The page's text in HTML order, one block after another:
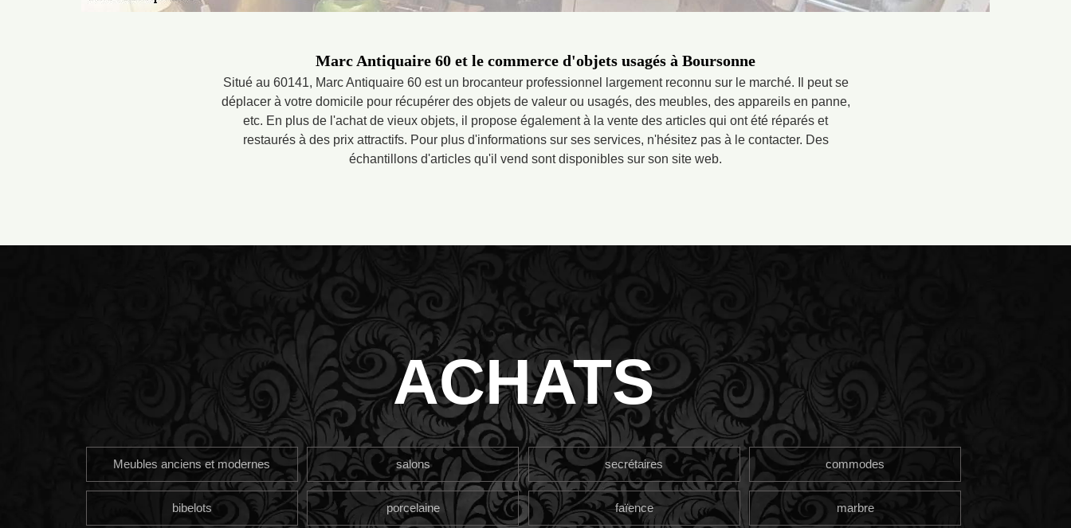
Marc Antiquaire 60 et le commerce d'objets usagés à Boursonne
Situé au 60141, Marc Antiquaire 60 est un brocanteur professionnel largement reconnu sur le marché. Il peut se
déplacer à votre domicile pour récupérer des objets de valeur ou usagés, des meubles, des appareils en panne,
etc. En plus de l'achat de vieux objets, il propose également à la vente des articles qui ont été réparés et
restaurés à des prix attractifs. Pour plus d'informations sur ses services, n'hésitez pas à le contacter. Des
échantillons d'articles qu'il vend sont disponibles sur son site web.
ACHATS
Meubles anciens et modernes salons secrétaires commodes
bibelots porcelaine faïence marbre